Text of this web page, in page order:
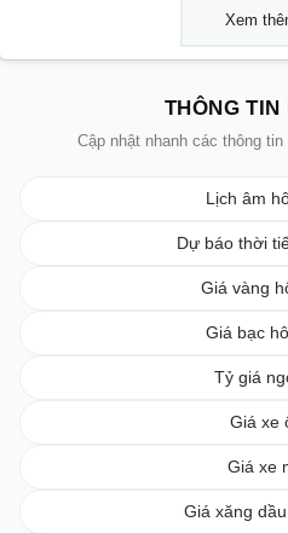
Xem
THÔNG TIN
Cập nhật nhanh các thông
Lịch âm
Dự báo thời
Giá vàng
Giá bạc
Tỷ giá
Giá xe
Giá xe
Giá xăng